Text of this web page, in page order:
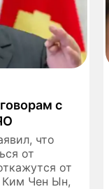
с
что
от
от
Ким Чен Ын,